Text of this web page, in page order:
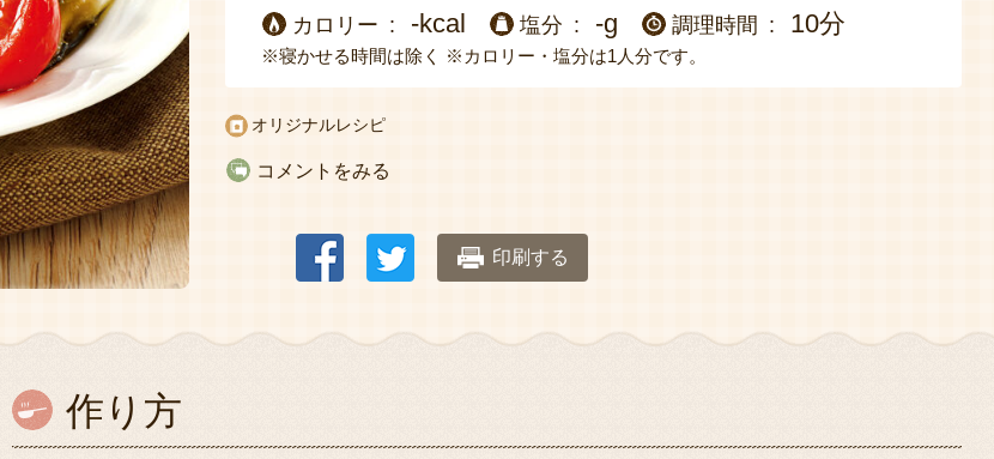
カロリー -kcal 塩分 -g 調理時間 10分
※寝かせる時間は除く ※カロリー・塩分は1人分です。
オリジナルレシピ
コメントをみる
印刷する
作り方